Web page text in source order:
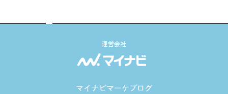
運営会社
マイナビマーケブログ